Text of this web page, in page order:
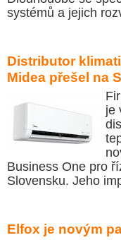
systémů a jejich
Distributor
Midea přešel na
je
Business One pro
Slovensku. Jeho
Elfox je novým